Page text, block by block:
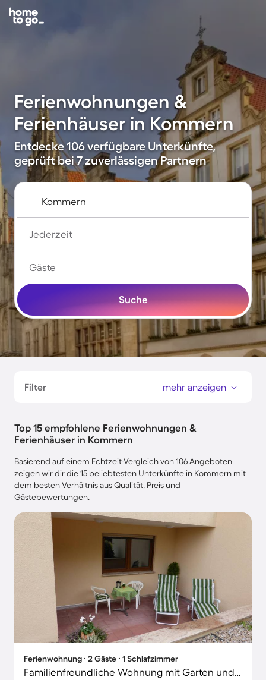
Ferienwohnungen &
Ferienhäuser in Kommern
Entdecke 106 verfügbare Unterkünfte,
geprüft bei 7 zuverlässigen Partnern
Jederzeit
Gäste
Suche
Filter mehr anzeigen
Top 15 empfohlene Ferienwohnungen &
Ferienhäuser in Kommern
Basierend auf einem Echtzeit-Vergleich von 106 Angeboten
zeigen wir dir die 15 beliebtesten Unterkünfte in Kommern mit
dem besten Verhältnis aus Qualität, Preis und
Gästebewertungen.
Ferienwohnung ∙ 2 Gäste ∙ 1 Schlafzimmer
Familienfreundliche Wohnung mit Garten und Terrasse